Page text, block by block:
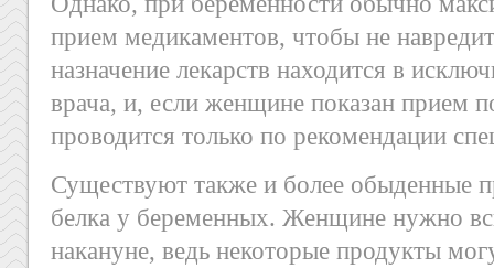
прием медикаментов, чтобы не
назначение лекарств находится в
врача, и, если женщине показан прием
проводится только по рекомендации
Существуют также и более обыденные
белка у беременных. Женщине нужно
накануне, ведь некоторые продукты